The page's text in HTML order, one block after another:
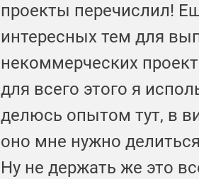
проекты перечислил!
интересных тем для
некоммерческих
для всего этого я
делюсь опытом тут, в
оно мне нужно
Ну не держать же это